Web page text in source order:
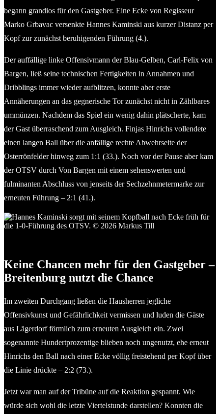
begann grandios für den Gastgeber. Eine Ecke von Regisseur
Marko Grbavac versenkte Hannes Kaminski aus kurzer Distanz per
Kopf zur zunächst beruhigenden Führung (4.).
Der auffällige linke Offensivmann der Blau-Gelben, Carl-Felix von
Bargen, ließ seine technischen Fertigkeiten in Annahmen und
Dribblings immer wieder aufblitzen, konnte aber erste
Annäherungen an das gegnerische Tor zunächst nicht in Zählbares
ummünzen. Nachdem das Spiel ein wenig dahin plätscherte, kam
der Gast überraschend zum Ausgleich. Finjas Hinrichs vollendete
einen langen Ball über die anfällige rechte Abwehrseite der
Osterrönfelder hinweg zum 1:1 (33.). Noch vor der Pause aber kam
der OTSV durch Von Bargen mit einem sehenswerten und
fulminanten Abschluss von jenseits der Sechzehnmetermarke zur
erneuten Führung – 2:1 (41.).
Keine Chancen mehr für den Gastgeber –
Breitenburg nutzt die Chance
Im zweiten Durchgang ließen die Hausherren jegliche
Offensivkunst und Gefährlichkeit vermissen und luden die Gäste
aus Lägerdorf förmlich zum erneuten Ausgleich ein. Zwei
sogenannte Hundertprozentige blieben noch ungenutzt, ehe erneut
Hinrichs den Ball nach einer Ecke völlig freistehend per Kopf über
die Linie drückte – 2:2 (73.).
Jetzt war man auf der Tribüne auf die Reaktion gespannt. Wie
würde sich wohl die letzte Viertelstunde darstellen? Konnten die